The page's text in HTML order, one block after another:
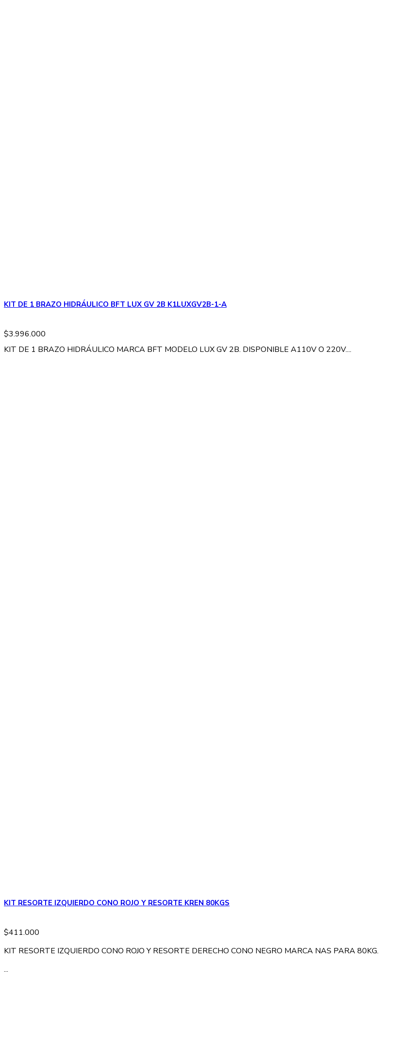
KIT DE 1 BRAZO HIDRÁULICO BFT LUX GV 2B K1LUXGV2B-1-A
$3.996.000
KIT DE 1 BRAZO HIDRÁULICO MARCA BFT MODELO LUX GV 2B. DISPONIBLE A110V O 220V....
KIT RESORTE IZQUIERDO CONO ROJO Y RESORTE KREN 80KGS
$411.000
KIT RESORTE IZQUIERDO CONO ROJO Y RESORTE DERECHO CONO NEGRO MARCA NAS PARA 80KG.
...